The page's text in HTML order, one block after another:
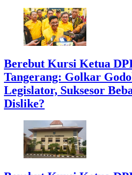
Berebut Kursi Ketua
Tangerang: Golkar
Legislator, Suksesor
Dislike?